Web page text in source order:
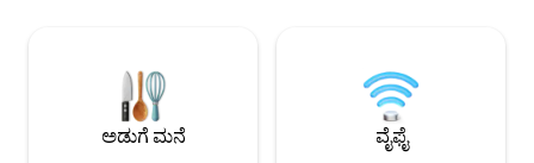
ನೆನಪುಗಳನ್ನು ರಚಿಸಲು ಬನ್ನಿ. ಸ್ಫೂರ್ತಿಗಾಗಿ ನನ್ನ
ವಿಮರ್ಶೆಗಳನ್ನು ಪರಿಶೀಲಿಸಿ.
ಸಂಪೂರ್ಣ
ಬೆಳಗ್ಗೆ ಮತ್ತು ಬೆಂಕಿಯ
ಹೆಚ್ಚುವರಿ $75
ಮರದಿಂದ ಬೆಂಕಿ ಹಚ್ಚಿ
ಅಡುಗೆ ಮನೆ ವೈಫೈ